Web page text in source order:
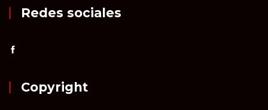
Redes sociales
Copyright